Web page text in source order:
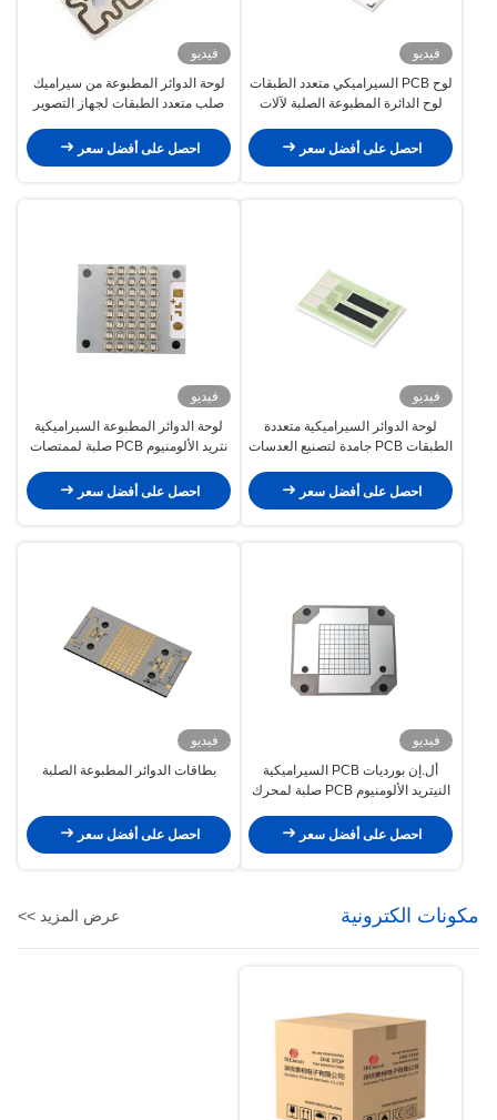
فيديو
لوح PCB السيراميكي متعدد الطبقات
لوح الدائرة المطبوعة الصلبة لآلات
احصل على أفضل سعر
فيديو
لوحة الدوائر المطبوعة من سيراميك
صلب متعدد الطبقات لجهاز التصوير
احصل على أفضل سعر
فيديو
لوحة الدوائر السيراميكية متعددة
الطبقات PCB جامدة لتصنيع العدسات
احصل على أفضل سعر
فيديو
لوحة الدوائر المطبوعة السيراميكية
نتريد الألومنيوم PCB صلبة لممتصات
احصل على أفضل سعر
فيديو
أل.إن بورديات PCB السيراميكية
النيتريد الألومنيوم PCB صلبة لمحرك
احصل على أفضل سعر
فيديو
بطاقات الدوائر المطبوعة الصلبة
احصل على أفضل سعر
مكونات الكترونية عرض المزيد >>